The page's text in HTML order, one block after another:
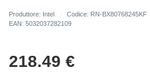
Produttore: Intel Codice: RN-BX80768245KF
EAN: 5032037282109
218.49 €